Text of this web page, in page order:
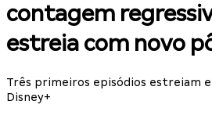
contagem
estreia com novo
Três primeiros episódios estreiam
Disney+